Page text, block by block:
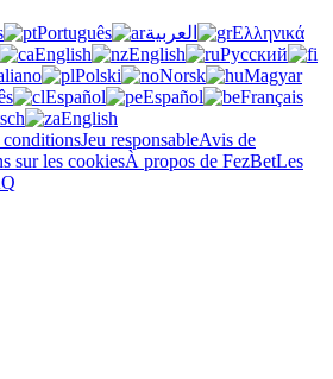
Português العربية
Ελληνικά
English English
Русский
Polski Norsk
Magyar
Español Español
Français
English
conditionsJeu responsableAvis de
sur les cookiesÀ propos de FezBetLes